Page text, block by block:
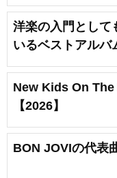
洋楽の入門として
いるベストアルバ
New Kids On
【2026】
BON JOVIの代表